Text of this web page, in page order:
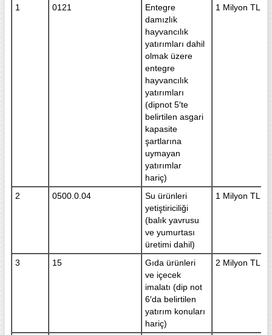
1 0121
Entegre
damızlık
hayvancılık
yatırımları dahil
olmak üzere
entegre
hayvancılık
yatırımları
(dipnot 5′te
belirtilen asgari
kapasite
şartlarına
uymayan
yatırımlar
hariç)
1 Milyon TL
2 0500.0.04
Su ürünleri
yetiştiriciliği
(balık yavrusu
ve yumurtası
üretimi dahil)
1 Milyon TL
3 15
Gıda ürünleri
ve içecek
imalatı (dip not
6′da belirtilen
yatırım konuları
hariç)
2 Milyon TL